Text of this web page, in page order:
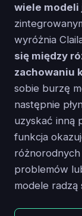
wiele modeli
wyróżnia
się między
zachowaniu
sobie burzę
następnie
uzyskać inną
funkcja
problemów
modele radzą